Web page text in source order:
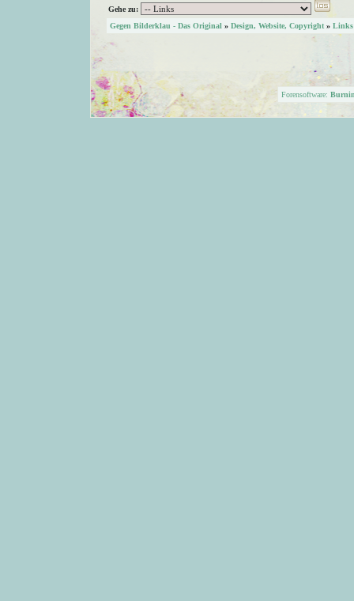
Gehe zu:
Gegen Bilderklau - Das Original » Design, Website, Copyright » Links
Forensoftware: